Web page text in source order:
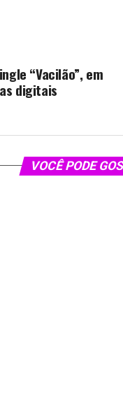
“Vacilão”, em
digitais
VOCÊ PODE